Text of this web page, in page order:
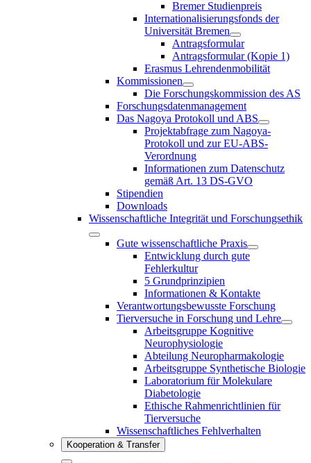
Bremer Studienpreis
Internationalisierungsfonds der
Universität Bremen
Antragsformular
Antragsformular (Kopie 1)
Erasmus Lehrendenmobilität
Kommissionen
Die Forschungskommission des AS
Forschungsdatenmanagement
Das Nagoya Protokoll und ABS
Projektabfrage zum Nagoya-
Protokoll und zur EU-ABS-
Verordnung
Informationen zum Datenschutz
gemäß Art. 13 DS-GVO
Stipendien
Downloads
Wissenschaftliche Integrität und Forschungsethik
Gute wissenschaftliche Praxis
Entwicklung durch gute
Fehlerkultur
5 Grundprinzipien
Informationen & Kontakte
Verantwortungsbewusste Forschung
Tierversuche in Forschung und Lehre
Arbeitsgruppe Kognitive
Neurophysiologie
Abteilung Neuropharmakologie
Arbeitsgruppe Synthetische Biologie
Laboratorium für Molekulare
Diabetologie
Ethische Rahmenrichtlinien für
Tierversuche
Wissenschaftliches Fehlverhalten
Kooperation & Transfer